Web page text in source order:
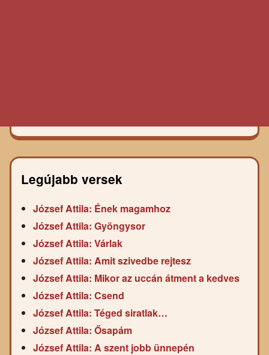
Legújabb versek
József Attila: Ének magamhoz
József Attila: Gyöngysor
József Attila: Várlak
József Attila: Amit szivedbe rejtesz
József Attila: Mikor az uccán átment a kedves
József Attila: Csend
József Attila: Téged siratlak…
József Attila: Ősapám
József Attila: A szent jobb ünnepén